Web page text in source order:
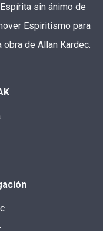
sin ánimo de
Espiritismo para
de Allan Kardec.